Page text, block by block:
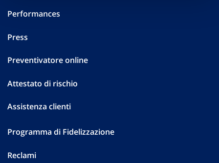
Performances
Press
Preventivatore online
Attestato di rischio
Assistenza clienti
Programma di Fidelizzazione
Reclami